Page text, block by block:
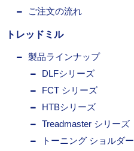
ご注文の流れ
トレッドミル
製品ラインナップ
DLFシリーズ
FCT シリーズ
HTBシリーズ
Treadmaster シリーズ
トーニング ショルダー